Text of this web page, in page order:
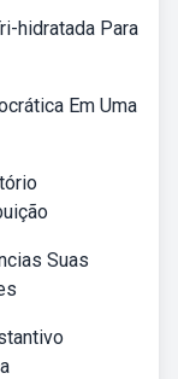
hidratada Para
Em Uma
Suas